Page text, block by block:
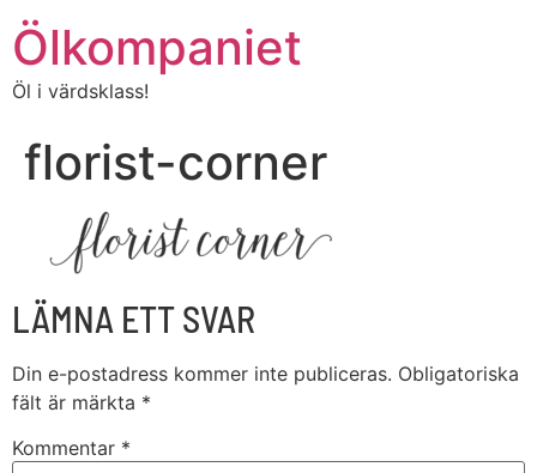
Ölkompaniet
Öl i värdsklass!
florist-corner
LÄMNA ETT SVAR
Din e-postadress kommer inte publiceras. Obligatoriska
fält är märkta *
Kommentar *